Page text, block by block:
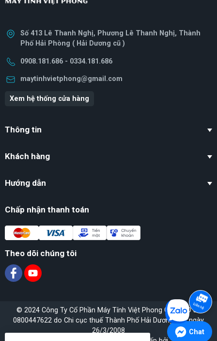
Số 413 Lê Thanh Nghị, Phương Lê Thanh Nghị, Thành
Phố Hải Phòng ( Hải Dương cũ )
0908.181.686 - 0334.181.686
maytinhvietphong@gmail.com
Xem hệ thống cửa hàng
Thông tin
Khách hàng
Hướng dẫn
Chấp nhận thanh toán
Theo dõi chúng tôi
© 2024 Công Ty Cổ Phần Máy Tính Việt Phong GPĐKKD số
0800447622 do Chi cục thuế Thành Phố Hải Dương cấp ngày
26/3/2008
Chat